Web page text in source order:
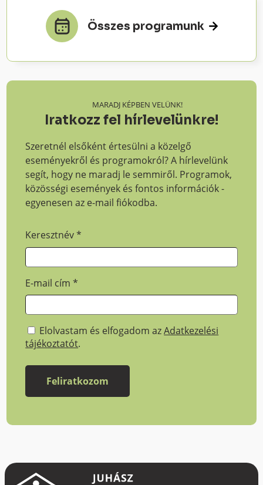
Összes programunk
MARADJ KÉPBEN VELÜNK!
Iratkozz fel hírlevelünkre!
Szeretnél elsőként értesülni a közelgő
eseményekről és programokról? A hírlevelünk
segít, hogy ne maradj le semmiről. Programok,
közösségi események és fontos információk -
egyenesen az e-mail fiókodba.
Keresztnév*
E-mail cím*
Elolvastam és elfogadom azAdatkezelési
tájékoztatót.